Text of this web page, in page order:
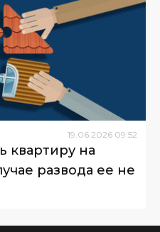
19.06.2026 09:52
квартиру на
развода ее не